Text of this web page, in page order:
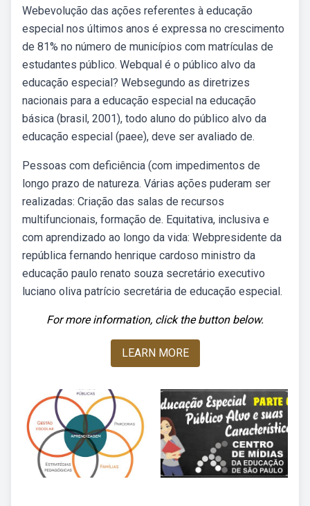
Webevolução das ações referentes à educação
especial nos últimos anos é expressa no crescimento
de 81% no número de municípios com matrículas de
estudantes público. Webqual é o público alvo da
educação especial? Websegundo as diretrizes
nacionais para a educação especial na educação
básica (brasil, 2001), todo aluno do público alvo da
educação especial (paee), deve ser avaliado de.
Pessoas com deficiência (com impedimentos de
longo prazo de natureza. Várias ações puderam ser
realizadas: Criação das salas de recursos
multifuncionais, formação de. Equitativa, inclusiva e
com aprendizado ao longo da vida: Webpresidente da
república fernando henrique cardoso ministro da
educação paulo renato souza secretário executivo
luciano oliva patrício secretária de educação especial.
For more information, click the button below.
LEARN MORE